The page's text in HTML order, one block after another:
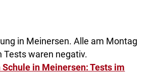
in Meinersen. Alle am Montag
Tests waren negativ.
in Meinersen: Tests im